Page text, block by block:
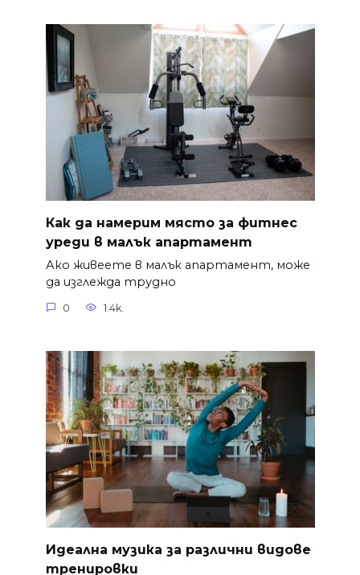
Как да намерим място за фитнес
уреди в малък апартамент
Ако живеете в малък апартамент, може
да изглежда трудно
0 1.4k.
Идеална музика за различни видове
тренировки